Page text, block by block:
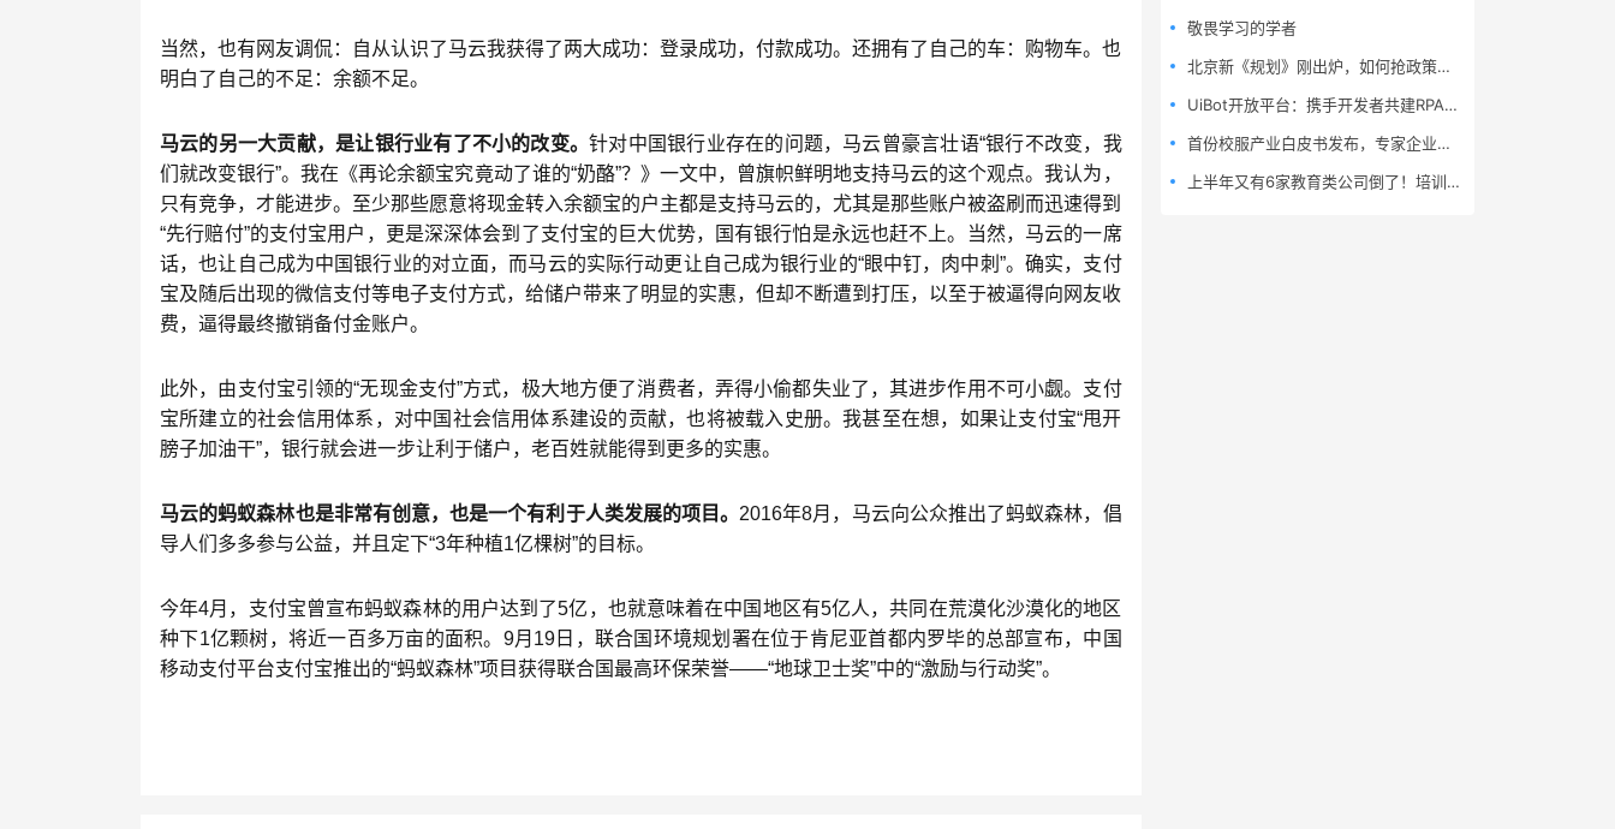
当然，也有网友调侃：自从认识了马云我获得了两大成功：登录成功，付款成功。还拥有了自己的车：购物车。也
明白了自己的不足：余额不足。
马云的另一大贡献，是让银行业有了不小的改变。针对中国银行业存在的问题，马云曾豪言壮语“银行不改变，我
们就改变银行”。我在《再论余额宝究竟动了谁的“奶酪”？》一文中，曾旗帜鲜明地支持马云的这个观点。我认为，
只有竞争，才能进步。至少那些愿意将现金转入余额宝的户主都是支持马云的，尤其是那些账户被盗刷而迅速得到
“先行赔付”的支付宝用户，更是深深体会到了支付宝的巨大优势，国有银行怕是永远也赶不上。当然，马云的一席
话，也让自己成为中国银行业的对立面，而马云的实际行动更让自己成为银行业的“眼中钉，肉中刺”。确实，支付
宝及随后出现的微信支付等电子支付方式，给储户带来了明显的实惠，但却不断遭到打压，以至于被逼得向网友收
费，逼得最终撤销备付金账户。
此外，由支付宝引领的“无现金支付”方式，极大地方便了消费者，弄得小偷都失业了，其进步作用不可小觑。支付
宝所建立的社会信用体系，对中国社会信用体系建设的贡献，也将被载入史册。我甚至在想，如果让支付宝“甩开
膀子加油干”，银行就会进一步让利于储户，老百姓就能得到更多的实惠。
马云的蚂蚁森林也是非常有创意，也是一个有利于人类发展的项目。 2016年8月，马云向公众推出了蚂蚁森林，倡
导人们多多参与公益，并且定下“3年种植1亿棵树”的目标。
今年4月，支付宝曾宣布蚂蚁森林的用户达到了5亿，也就意味着在中国地区有5亿人，共同在荒漠化沙漠化的地区
种下1亿颗树，将近一百多万亩的面积。9月19日，联合国环境规划署在位于肯尼亚首都内罗毕的总部宣布，中国
移动支付平台支付宝推出的“蚂蚁森林”项目获得联合国最高环保荣誉——“地球卫士奖”中的“激励与行动奖”。
敬畏学习的学者
北京新《规划》刚出炉，如何抢政策红利？
UiBot开放平台：携手开发者共建RPA生态
首份校服产业白皮书发布，专家企业探讨未来校服产业发展趋势
上半年又有6家教育类公司倒了！培训行业该如何自救？UB Store给出解决方案